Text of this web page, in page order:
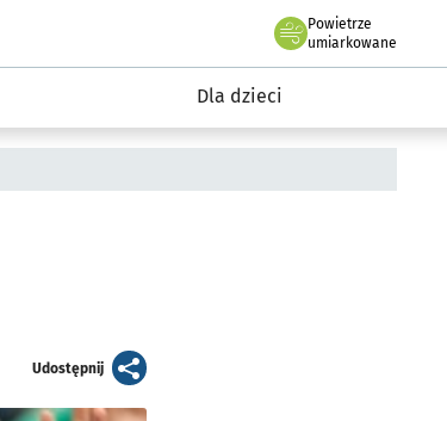
Powietrze
we Wrocławiu
umiarkowane
Dla dzieci
Udostępnijartykuł